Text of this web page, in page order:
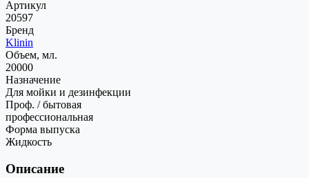
Артикул
20597
Бренд
Klinin
Объем, мл.
20000
Назначение
Для мойки и дезинфекции
Проф. / бытовая
профессиональная
Форма выпуска
Жидкость
Описание